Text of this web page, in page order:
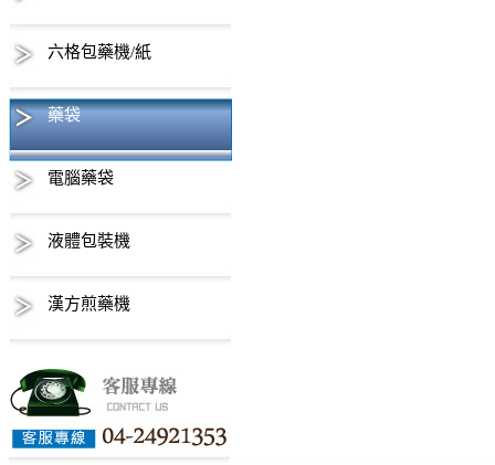
六格包藥機/紙
藥袋
電腦藥袋
液體包裝機
漢方煎藥機